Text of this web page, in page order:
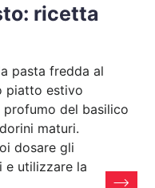
ricetta
pasta fredda al
piatto estivo
profumo del basilico
maturi.
dosare gli
e utilizzare la